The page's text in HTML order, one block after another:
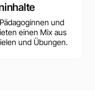
und
einen Mix aus
und Übungen.